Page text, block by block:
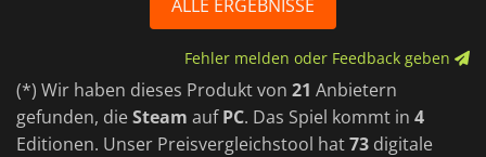
ALLE ERGEBNISSE
Fehler melden oder Feedback geben
(*) Wir haben dieses Produkt von 21 Anbietern
gefunden, dieSteam aufPC. Das Spiel kommt in 4
Editionen. Unser Preisvergleichstool hat73 digitale